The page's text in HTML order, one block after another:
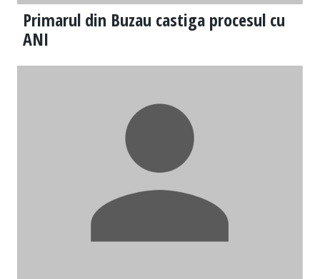
Primarul din Buzau castiga procesul cu
ANI